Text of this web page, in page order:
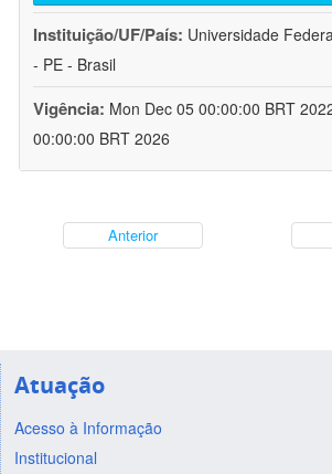
Instituição/UF/País: Universidade
- PE - Brasil
Vigência: Mon Dec 05 00:00:00 BRT
00:00:00 BRT 2026
Anterior
Atuação
Acesso à Informação
Institucional